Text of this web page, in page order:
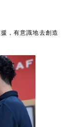
，有意識地去創造